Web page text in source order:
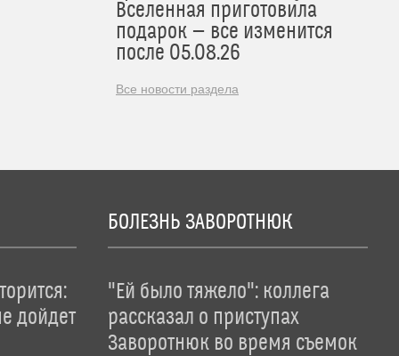
Вселенная приготовила
подарок — все изменится
после 05.08.26
Все новости раздела
дойдет
БОЛЕЗНЬ ЗАВОРОТНЮК
"Ей было тяжело": коллега
рассказал о приступах
Заворотнюк во время съемок